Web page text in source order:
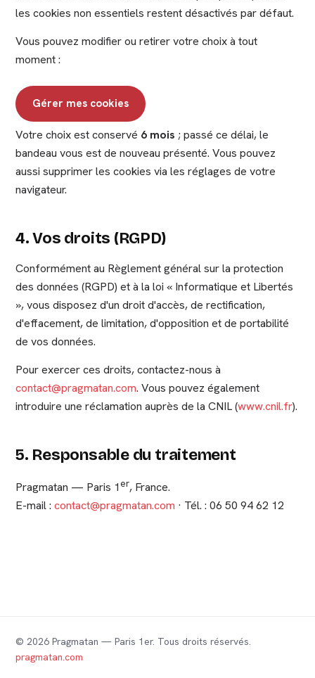
les cookies non essentiels restent désactivés par défaut.
Vous pouvez modifier ou retirer votre choix à tout
moment :
Gérer mes cookies
Votre choix est conservé 6 mois ; passé ce délai, le
bandeau vous est de nouveau présenté. Vous pouvez
aussi supprimer les cookies via les réglages de votre
navigateur.
4. Vos droits (RGPD)
Conformément au Règlement général sur la protection
des données (RGPD) et à la loi « Informatique et Libertés
», vous disposez d'un droit d'accès, de rectification,
d'effacement, de limitation, d'opposition et de portabilité
de vos données.
Pour exercer ces droits, contactez-nous à
contact@pragmatan.com. Vous pouvez également
introduire une réclamation auprès de la CNIL (www.cnil.fr).
5. Responsable du traitement
Pragmatan — Paris 1er, France.
E-mail : contact@pragmatan.com · Tél. : 06 50 94 62 12
© 2026 Pragmatan — Paris 1er. Tous droits réservés.
pragmatan.com